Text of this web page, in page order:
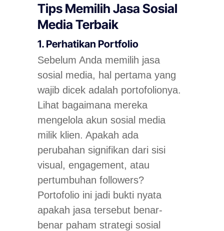
Tips Memilih Jasa Sosial
Media Terbaik
1. Perhatikan Portfolio
Sebelum Anda memilih jasa
sosial media, hal pertama yang
wajib dicek adalah portofolionya.
Lihat bagaimana mereka
mengelola akun sosial media
milik klien. Apakah ada
perubahan signifikan dari sisi
visual, engagement, atau
pertumbuhan followers?
Portofolio ini jadi bukti nyata
apakah jasa tersebut benar-
benar paham strategi sosial